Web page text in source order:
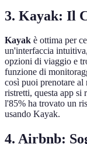
3. Kayak: Il
Kayak è ottima per
un'interfaccia
opzioni di viaggio e
funzione di
così puoi prenotare al
ristretti, questa app si
l'85% ha trovato un
usando Kayak.
4. Airbnb: